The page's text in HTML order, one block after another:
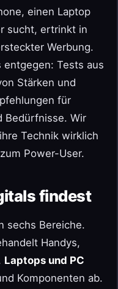
einen Laptop
sucht, ertrinkt in
Werbung.
Tests aus
Stärken und
für
Bedürfnisse. Wir
Technik wirklich
Power-User.
findest
sechs Bereiche.
Handys,
Laptops und PC
Komponenten ab.